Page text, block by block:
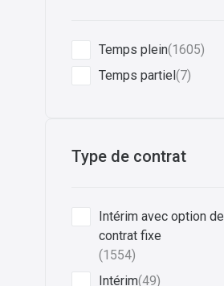
Temps plein(1605)
Temps partiel(7)
Type de contrat
Intérim avec option de
contrat fixe
(1554)
Intérim(49)